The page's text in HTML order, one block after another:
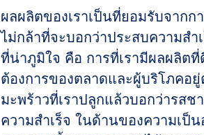
ผลผลิตของเราเป็นที่ยอมรับจาก
ไม่กล้าที่จะบอกว่าประสบความส
ที่น่าภูมิใจ คือ การที่เรามีผลผลิต
ต้องการของตลาดและผู้บริโภคอ
มะพร้าวที่เราปลูกแล้วบอกว่ารสช
ความสำเร็จ ในด้านของความเป็